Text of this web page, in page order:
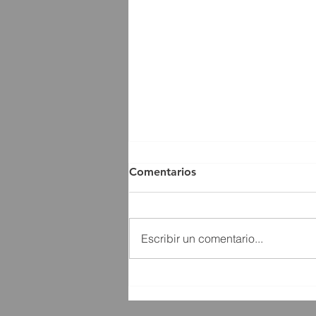
Héroes...
Comentarios
Escribir un comentario...